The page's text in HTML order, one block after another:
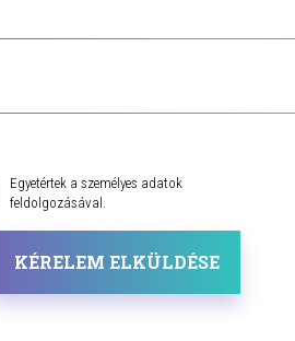
Egyetértek a személyes adatok
feldolgozásával.
KÉRELEM ELKÜLDÉSE